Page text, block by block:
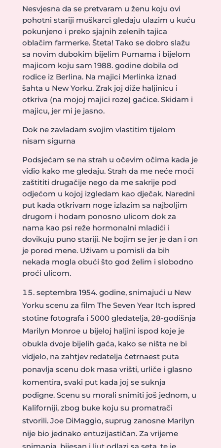
Nesvjesna da se pretvaram u ženu koju ovi
pohotni stariji muškarci gledaju ulazim u kuću
pokunjeno i preko sjajnih zelenih tajica
oblačim farmerke. Šteta! Tako se dobro slažu
sa novim dubokim bijelim Pumama i bijelom
majicom koju sam 1988. godine dobila od
rodice iz Berlina. Na majici Merlinka iznad
šahta u New Yorku. Zrak joj diže haljinicu i
otkriva (na mojoj majici roze) gaćice. Skidam i
majicu, jer mi je jasno.
Dok ne zavladam svojim vlastitim tijelom
nisam sigurna
Podsjećam se na strah u očevim očima kada je
vidio kako me gledaju. Strah da me neće moći
zaštititi drugačije nego da me sakrije pod
odjećom u kojoj izgledam kao dječak. Naredni
put kada otkrivam noge izlazim sa najboljim
drugom i hodam ponosno ulicom dok za
nama kao psi reže hormonalni mladići i
dovikuju puno stariji. Ne bojim se jer je dan i on
je pored mene. Uživam u pomisli da bih
nekada mogla obući što god želim i slobodno
proći ulicom.
septembra 1954. godine, snimajući u New
Yorku scenu za film The Seven Year Itch ispred
stotine fotografa i 5000 gledatelja, 28-godišnja
Marilyn Monroe u bijeloj haljini ispod koje je
obukla dvoje bijelih gaća, kako se ništa ne bi
vidjelo, na zahtjev redatelja četrnaest puta
ponavlja scenu dok masa vrišti, urliče i glasno
komentira, svaki put kada joj se suknja
podigne. Scenu su morali snimiti još jednom, u
Kaliforniji, zbog buke koju su promatrači
stvorili. Joe DiMaggio, suprug zanosne Marilyn
nije bio jednako entuzijastičan. Za vrijeme